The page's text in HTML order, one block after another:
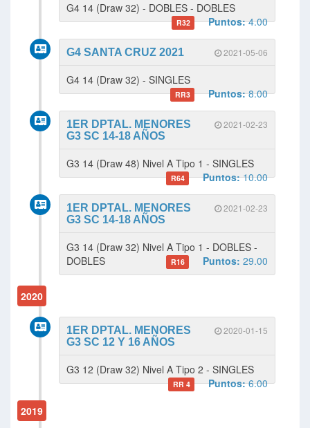
G4 14 (Draw 32) - DOBLES - DOBLES
R32 Puntos:4.00
2021-05-06
G4 SANTA CRUZ 2021
G4 14 (Draw 32) - SINGLES
RR3 Puntos:8.00
2021-02-23
1ER DPTAL. MENORES
G3 SC 14-18 AÑOS
G3 14 (Draw 48) Nivel A Tipo 1 - SINGLES
R64 Puntos:10.00
2021-02-23
1ER DPTAL. MENORES
G3 SC 14-18 AÑOS
G3 14 (Draw 32) Nivel A Tipo 1 - DOBLES -
DOBLES
R16 Puntos: 29.00
2020
2020-01-15
1ER DPTAL. MENORES
G3 SC 12 Y 16 AÑOS
G3 12 (Draw 32) Nivel A Tipo 2 - SINGLES
RR 4 Puntos:6.00
2019